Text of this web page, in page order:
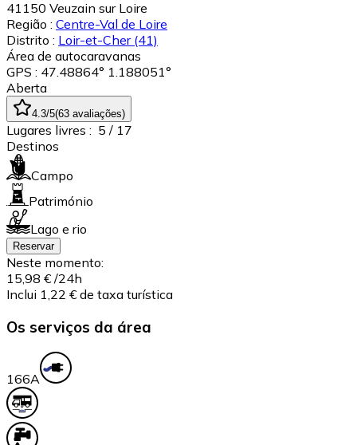
41150 Veuzain sur Loire
Região : Centre-Val de Loire
Distrito : Loir-et-Cher (41)
Área de autocaravanas
GPS : 47.48864° 1.188051°
Aberta
4.3/5(63 avaliações)
Lugares livres : 5 / 17
Destinos
Campo
Património
Lago e rio
Reservar
Neste momento:
15,98 € /24h
Inclui 1,22 € de taxa turística
Os serviços da área
166A